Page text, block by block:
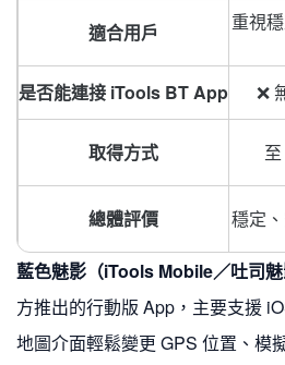
適合用戶
重視
是否能連接 iTools BT App ❌
取得方式
總體評價 穩定
藍色魅影（iTools Mobile／吐司魅
方推出的行動版 App，主要支援
地圖介面輕鬆變更 GPS 位置、模